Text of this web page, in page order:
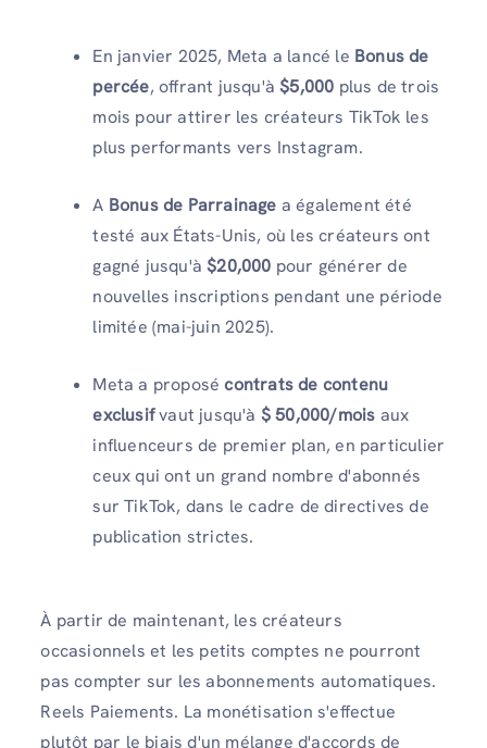
En janvier 2025, Meta a lancé le Bonus de
percée, offrant jusqu'à$5,000 plus de trois
mois pour attirer les créateurs TikTok les
plus performants vers Instagram.
A Bonus de Parrainage a également été
testé aux États-Unis, où les créateurs ont
gagné jusqu'à$20,000 pour générer de
nouvelles inscriptions pendant une période
limitée (mai-juin 2025).
Meta a proposécontrats de contenu
exclusifvaut jusqu'à $ 50,000/mois aux
influenceurs de premier plan, en particulier
ceux qui ont un grand nombre d'abonnés
sur TikTok, dans le cadre de directives de
publication strictes.
À partir de maintenant, les créateurs
occasionnels et les petits comptes ne pourront
pas compter sur les abonnements automatiques.
Reels Paiements. La monétisation s'effectue
plutôt par le biais d'un mélange d'accords de